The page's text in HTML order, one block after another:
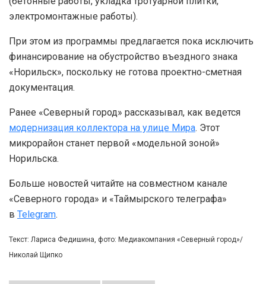
электромонтажные работы).
При этом из программы предлагается пока исключить
финансирование на обустройство въездного знака
«Норильск», поскольку не готова проектно-сметная
документация.
Ранее «Северный город» рассказывал, как ведется
модернизация коллектора на улице Мира. Этот
микрорайон станет первой «модельной зоной»
Норильска.
Больше новостей читайте на совместном канале
«Северного города» и «Таймырского телеграфа»
в Telegram.
Текст: Лариса Федишина, фото: Медиакомпания «Северный город»/
Николай Щипко